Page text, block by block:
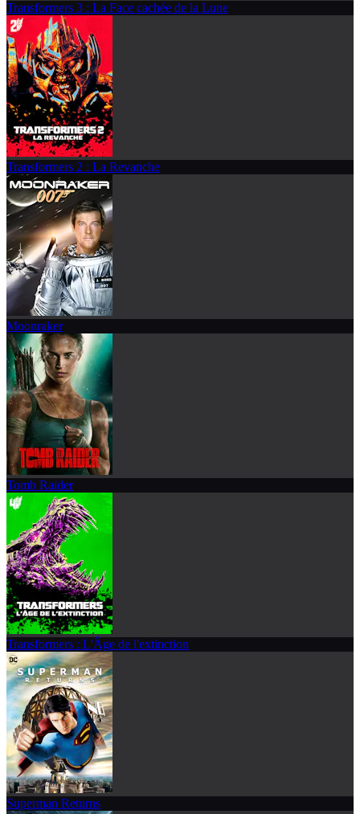
Transformers 3 : La Face cachée de la Lune
Transformers 2 : La Revanche
Moonraker
Tomb Raider
Transformers : L'Âge de l'extinction
Superman Returns